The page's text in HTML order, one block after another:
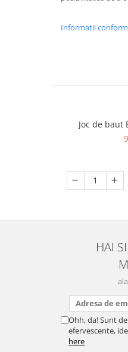
Informatii
Joc de baut
HAI
Ohh, da! Sunt
efervescente,
here